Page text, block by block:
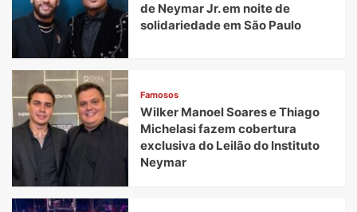
de Neymar Jr. em noite de
solidariedade em São Paulo
Famosos
Wilker Manoel Soares e Thiago
Michelasi fazem cobertura
exclusiva do Leilão do Instituto
Neymar